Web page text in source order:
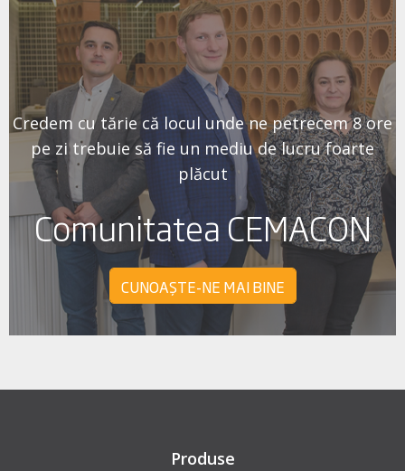
Credem cu tărie că locul unde ne petrecem 8 ore
pe zi trebuie să fie un mediu de lucru foarte
plăcut
Comunitatea CEMACON
CUNOAȘTE-NE MAI BINE
Produse